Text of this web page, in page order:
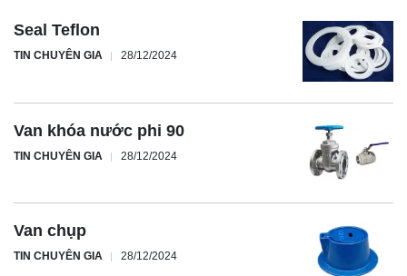
Seal Teflon
TIN CHUYÊN GIA 28/12/2024
Van khóa nước phi 90
TIN CHUYÊN GIA 28/12/2024
Van chụp
TIN CHUYÊN GIA 28/12/2024